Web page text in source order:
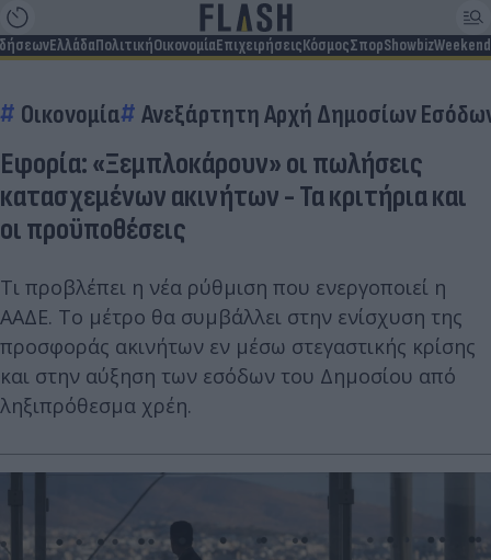
ΕλλάδαΠολιτικήΟικονομίαΕπιχειρήσειςΚόσμοςΣπορShowbizWeekend
Οικονομία Ανεξάρτητη Αρχή Δημοσίων
Εφορία: «Ξεμπλοκάρουν» οι πωλήσεις
κατασχεμένων ακινήτων - Τα κριτήρια και
οι προϋποθέσεις
Τι προβλέπει η νέα ρύθμιση που ενεργοποιεί η
ΑΑΔΕ. Το μέτρο θα συμβάλλει στην ενίσχυση της
προσφοράς ακινήτων εν μέσω στεγαστικής κρίσης
και στην αύξηση των εσόδων του Δημοσίου από
ληξιπρόθεσμα χρέη.